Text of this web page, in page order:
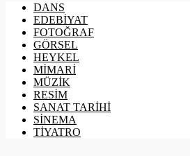
DANS
EDEBİYAT
FOTOĞRAF
GÖRSEL
HEYKEL
MİMARİ
MÜZİK
RESİM
SANAT TARİHİ
SİNEMA
TİYATRO